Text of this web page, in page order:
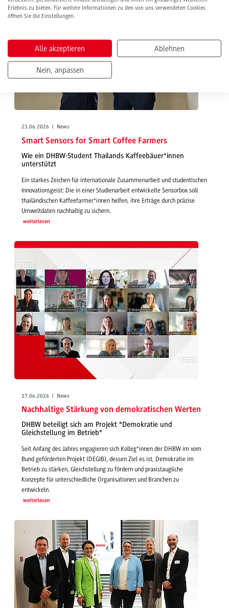
23.06.2026 | News
Smart Sensors for Smart Coffee Farmers
Wie ein DHBW-Student Thailands Kaffeebäuer*innen
unterstützt
Ein starkes Zeichen für internationale Zusammenarbeit und studentischen
Innovationsgeist: Die in einer Studienarbeit entwickelte Sensorbox soll
thailändischen Kaffeefarmer*innen helfen, ihre Erträge durch präzise
Umweltdaten nachhaltig zu sichern.
weiterlesen
17.06.2026 | News
Nachhaltige Stärkung von demokratischen Werten
DHBW beteiligt sich am Projekt "Demokratie und
Gleichstellung im Betrieb"
Seit Anfang des Jahres engagieren sich Kolleg*innen der DHBW im vom
Bund geförderten Projekt (DEGIB), dessen Ziel es ist, Demokratie im
Betrieb zu stärken, Gleichstellung zu fördern und praxistaugliche
Konzepte für unterschiedliche Organisationen und Branchen zu
entwickeln.
weiterlesen
Erlebnis zu bieten. Für weitere Informationen zu den von uns verwendeten Cookies
öffnen Sie die Einstellungen.
Alle akzeptieren Ablehnen
Nein, anpassen